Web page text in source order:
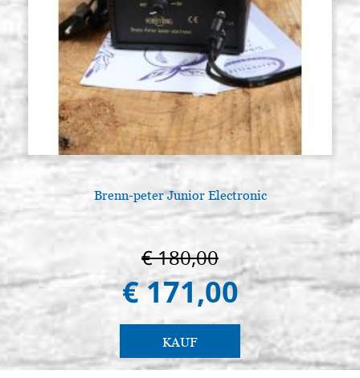
Brenn-peter Junior Electronic
€ 180,00
€ 171,00
KAUF